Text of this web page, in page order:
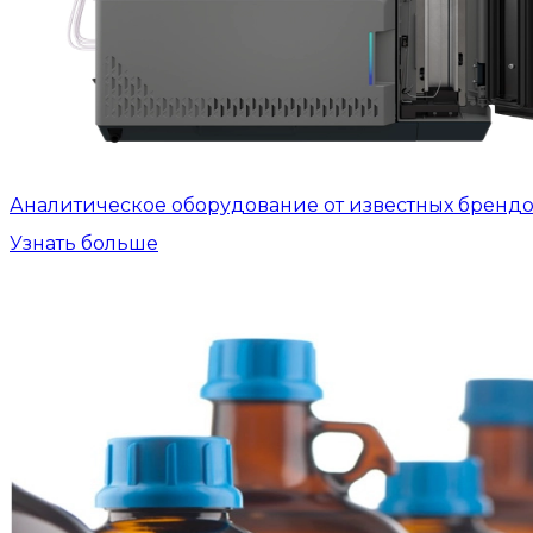
Аналитическое оборудование от известных
Узнать больше